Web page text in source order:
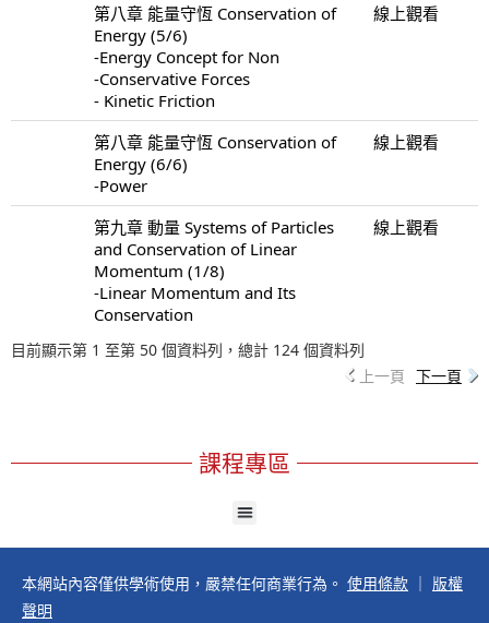
第八章 能量守恆 Conservation of
Energy (5/6)
-Energy Concept for Non
-Conservative Forces
- Kinetic Friction
線上觀看
第八章 能量守恆 Conservation of
Energy (6/6)
-Power
線上觀看
第九章 動量 Systems of Particles
and Conservation of Linear
Momentum (1/8)
-Linear Momentum and Its
Conservation
線上觀看
目前顯示第 1 至第 50 個資料列，總計 124 個資料列
上一頁 下一頁
課程專區
本網站內容僅供學術使用，嚴禁任何商業行為。 使用條款 ｜ 版權
聲明